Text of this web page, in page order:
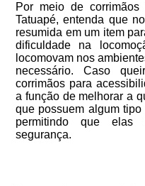
Por meio de
Tatuapé, entenda que
resumida em um item
dificuldade na
locomovam nos
necessário. Caso
corrimãos para
a função de melhorar a
que possuem algum
permitindo que elas
segurança.